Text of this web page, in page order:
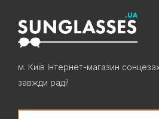
м. Київ Інтернет-магазин
завжди раді!
Search